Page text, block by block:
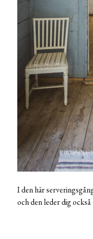
I den här
och den leder dig